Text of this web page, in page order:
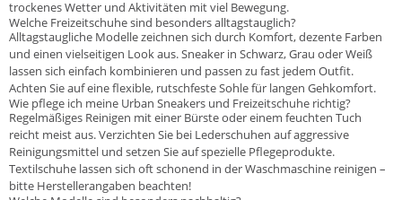
trockenes Wetter und Aktivitäten mit viel Bewegung.
Welche Freizeitschuhe sind besonders alltagstauglich?
Alltagstaugliche Modelle zeichnen sich durch Komfort, dezente Farben
und einen vielseitigen Look aus. Sneaker in Schwarz, Grau oder Weiß
lassen sich einfach kombinieren und passen zu fast jedem Outfit.
Achten Sie auf eine flexible, rutschfeste Sohle für langen Gehkomfort.
Wie pflege ich meine Urban Sneakers und Freizeitschuhe richtig?
Regelmäßiges Reinigen mit einer Bürste oder einem feuchten Tuch
reicht meist aus. Verzichten Sie bei Lederschuhen auf aggressive
Reinigungsmittel und setzen Sie auf spezielle Pflegeprodukte.
Textilschuhe lassen sich oft schonend in der Waschmaschine reinigen –
bitte Herstellerangaben beachten!